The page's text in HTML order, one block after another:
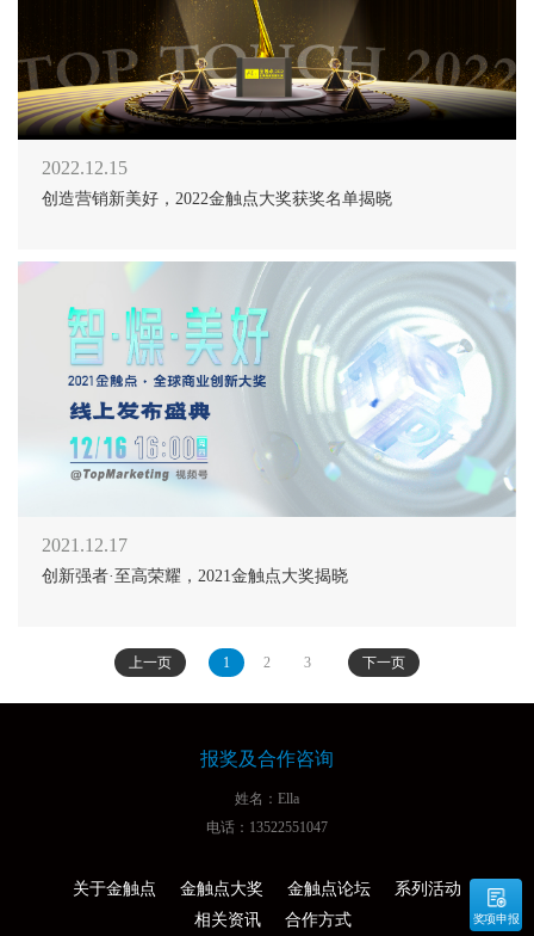
2022.12.15
创造营销新美好，2022金触点大奖获奖名单揭晓
2021.12.17
创新强者·至高荣耀，2021金触点大奖揭晓
上一页 1 2 3 下一页
报奖及合作咨询
姓名：Ella
电话：13522551047
关于金触点 金触点大奖 金触点论坛
系列活动
相关资讯
合作方式 奖项申报